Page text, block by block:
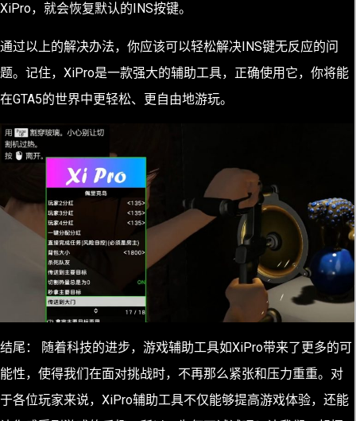
XiPro，就会恢复默认的INS按键。
通过以上的解决办法，你应该可以轻松解决INS键无反应的问
题。记住，XiPro是一款强大的辅助工具，正确使用它，你将能
在GTA5的世界中更轻松、更自由地游玩。
结尾： 随着科技的进步，游戏辅助工具如XiPro带来了更多的可
能性，使得我们在面对挑战时，不再那么紧张和压力重重。对
于各位玩家来说，XiPro辅助工具不仅能够提高游戏体验，还能